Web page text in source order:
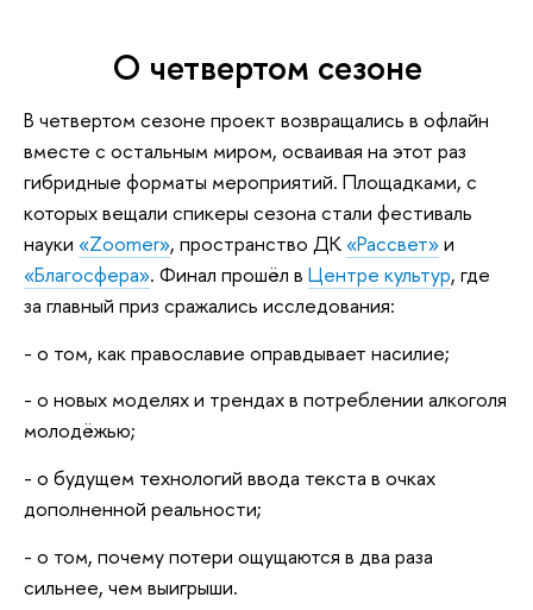
О четвертом сезоне
В четвертом сезоне проект возвращались в офлайн
вместе с остальным миром, осваивая на этот раз
гибридные форматы мероприятий. Площадками, с
которых вещали спикеры сезона стали фестиваль
науки «Zoomer», пространство ДК «Рассвет»и
«Благосфера». Финал прошёл в Центре культур, где
за главный приз сражались исследования:
- о том, как православие оправдывает насилие;
- о новых моделях и трендах в потреблении алкоголя
молодёжью;
- о будущем технологий ввода текста в очках
дополненной реальности;
- о том, почему потери ощущаются в два раза
сильнее, чем выигрыши.